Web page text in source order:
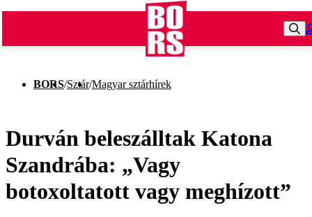
BORS/Sztár/Magyar sztárhírek
Durván beleszálltak Katona
Szandrába: „Vagy
botoxoltatott vagy meghízott”